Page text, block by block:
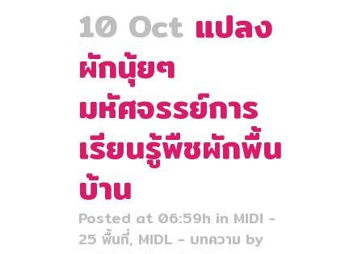
10 Oct แปลง
ผักนุ้ยๆ
มหัศจรรย์การ
เรียนรู้พืชผักพื้น
บ้าน
Posted at 06:59h in MIDI -
25 พื้นที่, MIDL - บทความ by